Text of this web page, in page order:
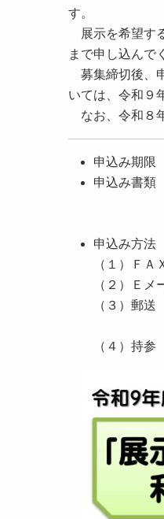
す。
展示を希望す
まで申し込んで
募集締切後、
いては、令和９
なお、令和８
申込み期
申込み書
※申込み
このペ
申込み方法
（１）Ｆ
（２）Ｅ
（３）郵
秋田県
（４）持